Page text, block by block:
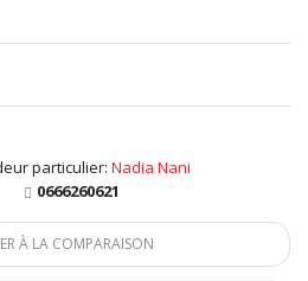
particulier: Nadia Nani
0666260621
À LA COMPARAISON